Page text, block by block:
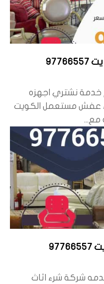
نشتري اجهزه
عفش مستعمل الكويت
مع...
شركة شرء اثاث